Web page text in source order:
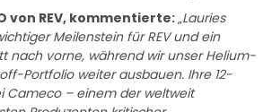
von REV, kommentierte:„Lauries
Meilenstein für REV und ein
nach vorne, während wir unser Helium-
Portfolio weiter ausbauen. Ihre 12-
Cameco – einem der weltweit